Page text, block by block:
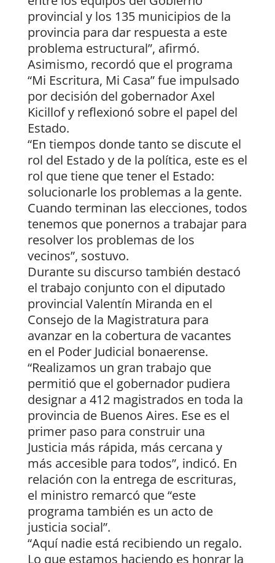
provincial y los 135 municipios de la
provincia para dar respuesta a este
problema estructural”, afirmó.
Asimismo, recordó que el programa
“Mi Escritura, Mi Casa” fue impulsado
por decisión del gobernador Axel
Kicillof y reflexionó sobre el papel del
Estado.
“En tiempos donde tanto se discute el
rol del Estado y de la política, este es el
rol que tiene que tener el Estado:
solucionarle los problemas a la gente.
Cuando terminan las elecciones, todos
tenemos que ponernos a trabajar para
resolver los problemas de los
vecinos”, sostuvo.
Durante su discurso también destacó
el trabajo conjunto con el diputado
provincial Valentín Miranda en el
Consejo de la Magistratura para
avanzar en la cobertura de vacantes
en el Poder Judicial bonaerense.
“Realizamos un gran trabajo que
permitió que el gobernador pudiera
designar a 412 magistrados en toda la
provincia de Buenos Aires. Ese es el
primer paso para construir una
Justicia más rápida, más cercana y
más accesible para todos”, indicó. En
relación con la entrega de escrituras,
el ministro remarcó que “este
programa también es un acto de
justicia social”.
“Aquí nadie está recibiendo un regalo.
Lo que estamos haciendo es honrar la